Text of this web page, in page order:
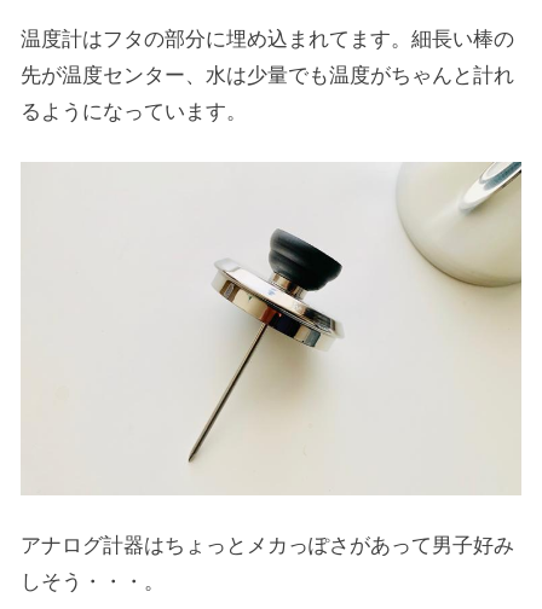
温度計はフタの部分に埋め込まれてます。細長い棒の
先が温度センター、水は少量でも温度がちゃんと計れ
るようになっています。
アナログ計器はちょっとメカっぽさがあって男子好み
しそう・・・。